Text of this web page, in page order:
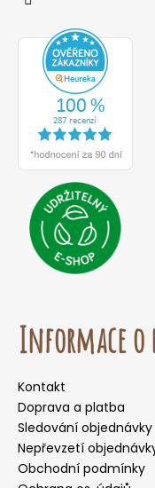
Informace o
Kontakt
Doprava a platba
Sledování objednávky
Nepřevzetí
Obchodní podmínky